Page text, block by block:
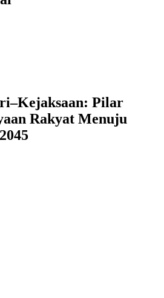
Pilar
Rakyat Menuju